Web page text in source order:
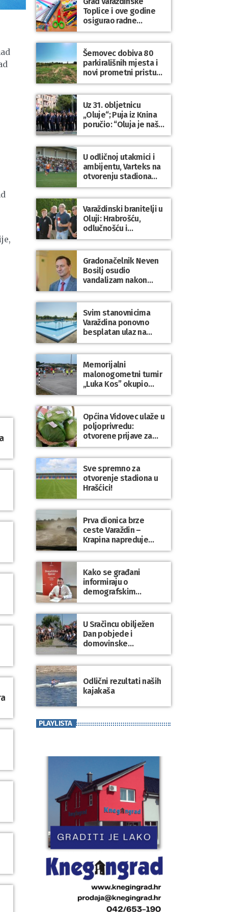
Bartolovečki
Toplice i ove godine
osigurao radne
bilježnice i dodatni
obrazovni materijal za
sve osnovnoškolce
Šemovec dobiva 80
parkirališnih mjesta i
novi prometni pristup
groblju
Uz 31. obljetnicu
„Oluje“; Puja iz Knina
poručio: “Oluja je naša
najveća pobjeda,
simbol slobode i
zajedništva!”
U odličnoj utakmici i
ambijentu, Varteks na
otvorenju stadiona
odigrao 1:1 s
Mariborom
Varaždinski branitelji u
Oluji: Hrabrošću,
odlučnošću i
zajedništvom do
slobodne Hrvatske!
Gradonačelnik Neven
Bosilj osudio
vandalizam nakon
utakmice NK Varaždin
– HNK Hajduk Split
Svim stanovnicima
Varaždina ponovno
besplatan ulaz na
Gradske bazene i
Gradsko kupalište na
Dravi
Memorijalni
malonogometni turnir
„Luka Kos” okupio
brojne ekipe i
posjetitelje u Sudovcu
Općina Vidovec ulaže u
poljoprivredu:
otvorene prijave za
općinske potpore
Sve spremno za
otvorenje stadiona u
Hrašćici!
Prva dionica brze
ceste Varaždin –
Krapina napreduje
prema planu
Kako se građani
informiraju o
demografskim
mjerama? Sudjelujte u
istraživanju!
U Sračincu obilježen
Dan pobjede i
domovinske
zahvalnosti te Dan
hrvatskih branitelja
Odlični rezultati naših
kajakaša
PLAYLISTA